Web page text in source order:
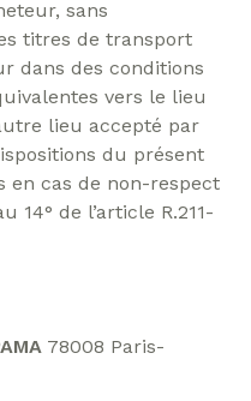
sans
titres de transport
dans des conditions
vers le lieu
lieu accepté par
du présent
en cas de non-respect
14° de l’article R.211-
78008 Paris-